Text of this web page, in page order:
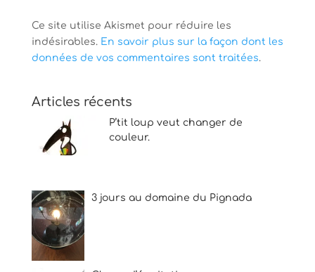
Ce site utilise Akismet pour réduire les
indésirables. En savoir plus sur la façon dont les
données de vos commentaires sont traitées.
Articles récents
P’tit loup veut changer de
couleur.
3 jours au domaine du Pignada